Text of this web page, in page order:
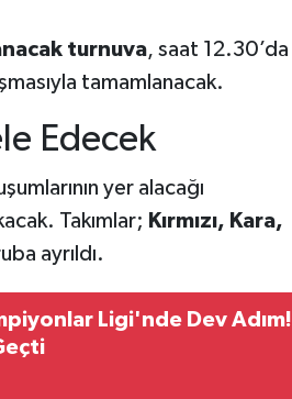
turnuva, saat 12.30’da
tamamlanacak.
Edecek
yer alacağı
Takımlar; Kırmızı, Kara,
ayrıldı.
Ligi'nde Dev Adım!